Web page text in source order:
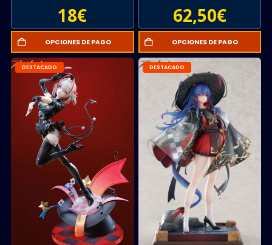
18€
OPCIONES DE PAGO
62,50€
OPCIONES DE PAGO
DESTACADO DESTACADO